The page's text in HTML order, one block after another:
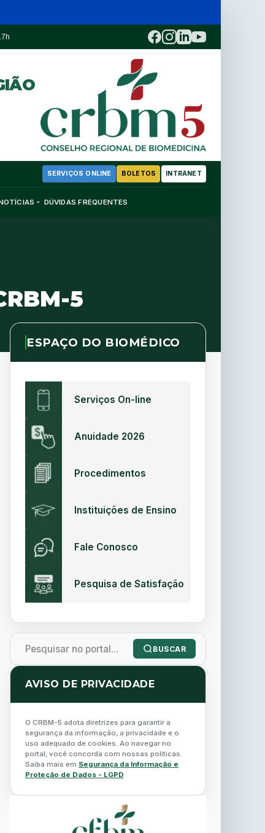
SERVIÇOS ONLINE BOLETOS INTRANET
DÚVIDAS FREQUENTES
5
ESPAÇO DO BIOMÉDICO
Serviços On-line
Anuidade 2026
Procedimentos
Instituições de Ensino
Fale Conosco
Pesquisa de Satisfação
BUSCAR
AVISO DE PRIVACIDADE
O CRBM-5 adota diretrizes para garantir a
segurança da informação, a privacidade e o
uso adequado de cookies. Ao navegar no
portal, você concorda com nossas políticas.
Saiba mais em Segurança da Informação e
Proteção de Dados - LGPD